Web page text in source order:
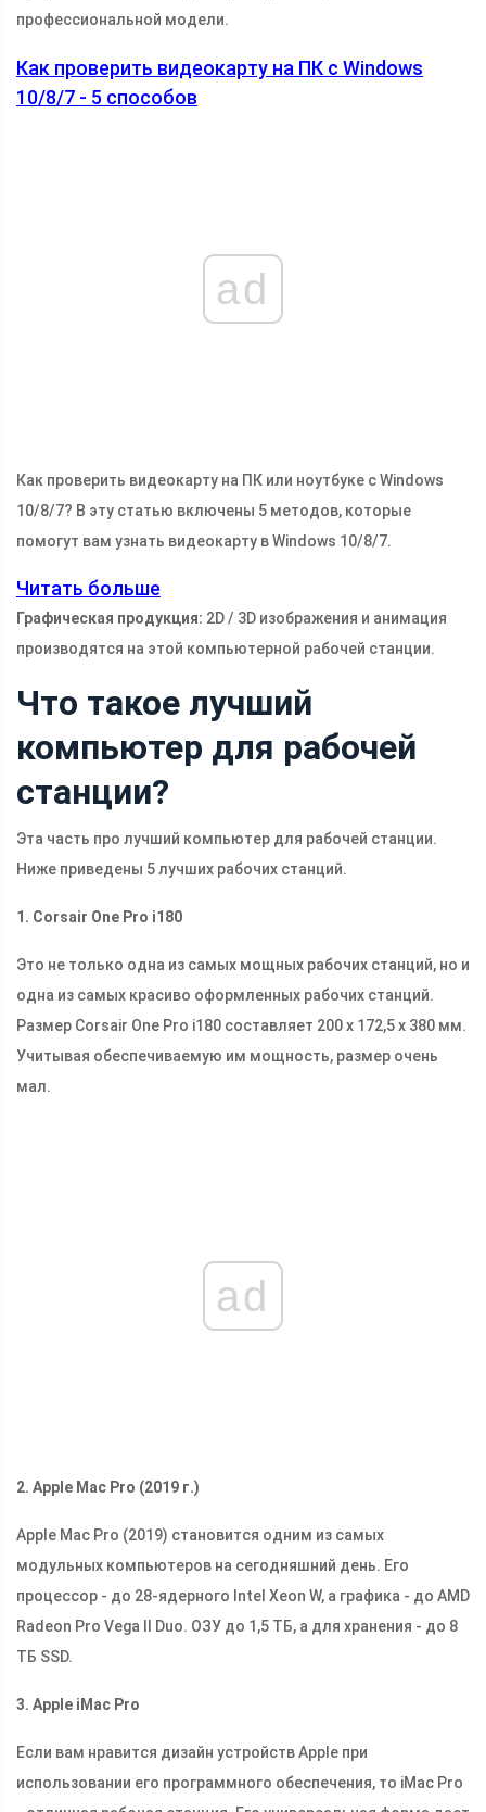
профессиональной модели.
Как проверить видеокарту на ПК с Windows
10/8/7 - 5 способов
ad
Как проверить видеокарту на ПК или ноутбуке с Windows
10/8/7? В эту статью включены 5 методов, которые
помогут вам узнать видеокарту в Windows 10/8/7.
Читать больше
Графическая продукция: 2D / 3D изображения и анимация
производятся на этой компьютерной рабочей станции.
Что такое лучший
компьютер для рабочей
станции?
Эта часть про лучший компьютер для рабочей станции.
Ниже приведены 5 лучших рабочих станций.
1. Corsair One Pro i180
Это не только одна из самых мощных рабочих станций, но и
одна из самых красиво оформленных рабочих станций.
Размер Corsair One Pro i180 составляет 200 x 172,5 x 380 мм.
Учитывая обеспечиваемую им мощность, размер очень
мал.
ad
2. Apple Mac Pro (2019 г.)
Apple Mac Pro (2019) становится одним из самых
модульных компьютеров на сегодняшний день. Его
процессор - до 28-ядерного Intel Xeon W, а графика - до AMD
Radeon Pro Vega II Duo. ОЗУ до 1,5 ТБ, а для хранения - до 8
ТБ SSD.
3. Apple iMac Pro
Если вам нравится дизайн устройств Apple при
использовании его программного обеспечения, то iMac Pro